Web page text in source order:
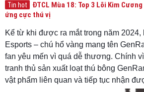
Tin hot
ĐTCL Mùa 18: Top 3 Lõi Kim
ứng cực thú vị
Kể từ khi được ra mắt trong năm 2024,
Esports – chú hổ vàng mang tên
fan yêu mến vì quá dễ thương. Chính
tranh thủ sản xuất loạt thú bông
vật phẩm liên quan và tiếp tục nhận